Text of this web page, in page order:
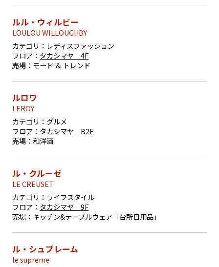
ルル・ウィルビー
LOULOU WILLOUGHBY
カテゴリ： レディスファッション
フロア： タカシマヤ 4F
売場： モード ＆ トレンド
ルロワ
LEROY
カテゴリ： グルメ
フロア： タカシマヤ B2F
売場： 和洋酒
ル・クルーゼ
LE CREUSET
カテゴリ： ライフスタイル
フロア： タカシマヤ 9F
売場： キッチン&テーブルウェア「台所日用品」
ル・シュプレーム
le supreme